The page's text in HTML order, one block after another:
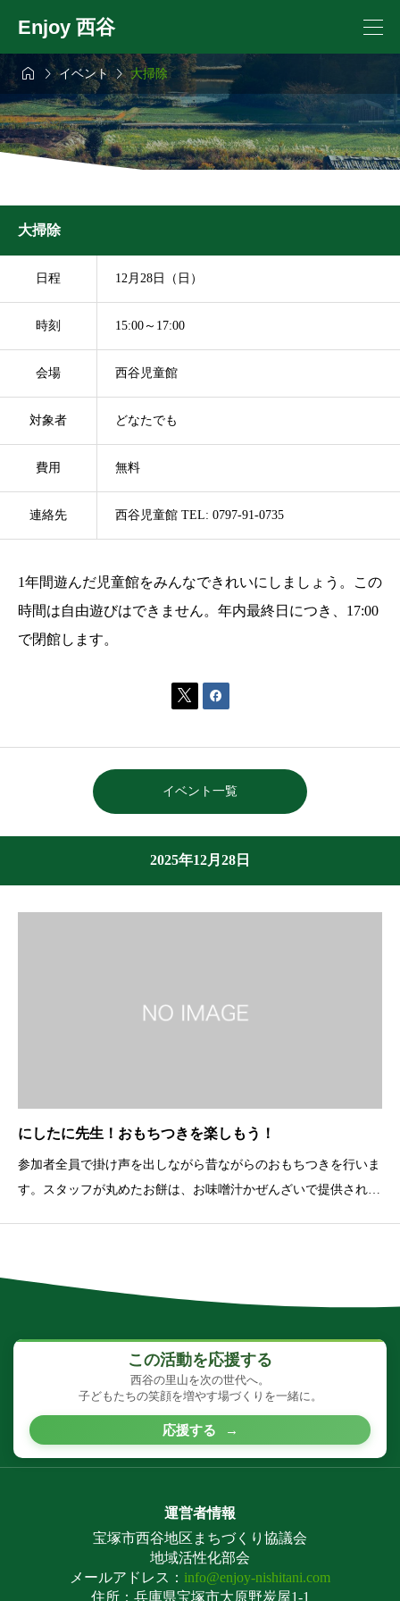
Enjoy 西谷
 イベント大掃除
大掃除
日程 12月28日（日）
時刻 15:00～17:00
会場 西谷児童館
対象者 どなたでも
費用 無料
連絡先 西谷児童館 TEL: 0797-91-0735
1年間遊んだ児童館をみんなできれいにしましょう。この
時間は自由遊びはできません。年内最終日につき、17:00
で閉館します。
 
イベント一覧
2025年12月28日
にしたに先生！おもちつきを楽しもう！
参加者全員で掛け声を出しながら昔ながらのおもちつきを行いま
す。スタッフが丸めたお餅は、お味噌汁かぜんざいで提供されま
この活動を応援する
西谷の里山を次の世代へ。
子どもたちの笑顔を増やす場づくりを一緒に。
応援する →
運営者情報
宝塚市西谷地区まちづくり協議会
地域活性化部会
メールアドレス： info@enjoy-nishitani.com
住所：兵庫県宝塚市大原野炭屋1-1